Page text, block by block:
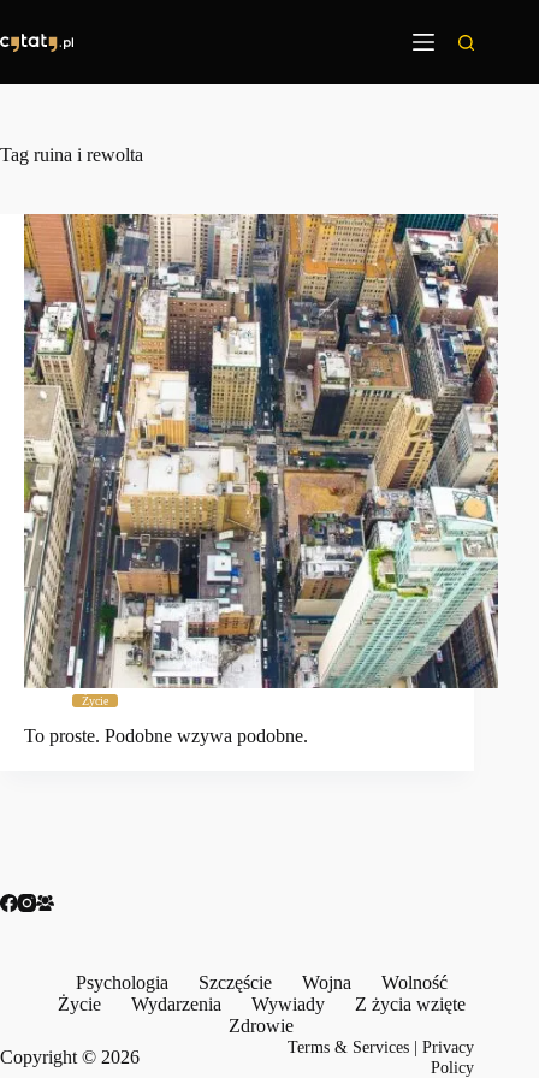
treści
Tag ruina i rewolta
Życie
To proste. Podobne wzywa podobne.
Psychologia Szczęście Wojna
Wolność
Życie
Wydarzenia Wywiady
Z życia wzięte
Zdrowie
Copyright © 2026
Terms & Services |Privacy
Policy